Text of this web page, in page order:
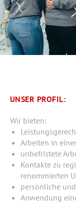
UNSER PROFIL:
Wir bieten:
Arbeiten in
unbefristete
Kontakte zu
renommierten
persönliche
Anwendung